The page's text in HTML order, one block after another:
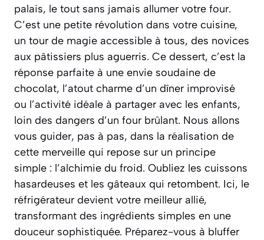
palais, le tout sans jamais allumer votre four.
C’est une petite révolution dans votre cuisine,
un tour de magie accessible à tous, des novices
aux pâtissiers plus aguerris. Ce dessert, c’est la
réponse parfaite à une envie soudaine de
chocolat, l’atout charme d’un dîner improvisé
ou l’activité idéale à partager avec les enfants,
loin des dangers d’un four brûlant. Nous allons
vous guider, pas à pas, dans la réalisation de
cette merveille qui repose sur un principe
simple : l’alchimie du froid. Oubliez les cuissons
hasardeuses et les gâteaux qui retombent. Ici, le
réfrigérateur devient votre meilleur allié,
transformant des ingrédients simples en une
douceur sophistiquée. Préparez-vous à bluffer